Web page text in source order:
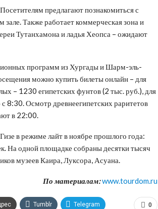
предлагают познакомиться с
Также работает коммерческая зона и
Тутанхамона и ладья Хеопса – ожидают
программ из Хургады и Шарм-эль-
можно купить билеты онлайн – для
– 1230 египетских фунтов (2 тыс. руб.), для
8:30. Осмотр древнеегипетских раритетов
в 22:00.
в режиме лайт в ноябре прошлого года:
На одной площадке собраны десятки тысяч
музеев Каира, Луксора, Асуана.
По материалам:www.tourdom.ru
0
Tumblr Telegram